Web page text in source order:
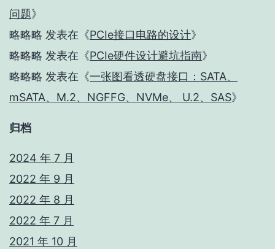
问题》
略略略 发表在《PCIe接口电路的设计》
略略略 发表在《PCIe硬件设计避坑指南》
略略略 发表在《一张图看透硬盘接口：SATA、
mSATA、M.2、NGFFG、NVMe、 U.2、SAS》
归档
2024 年 7 月
2022 年 9 月
2022 年 8 月
2022 年 7 月
2021 年 10 月